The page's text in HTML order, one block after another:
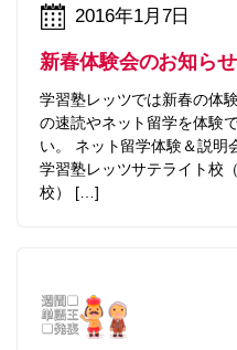
2016年1月7日
新春体験会のお知らせ
学習塾レッツでは新春の体
の速読やネット留学を体験
い。 ネット留学体験＆説明
学習塾レッツサテライト校
校） […]